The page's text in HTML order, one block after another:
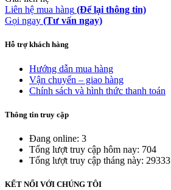
Liên hệ mua hàng (Để lại thông tin)
Gọi ngay (Tư vấn ngay)
Hỗ trợ khách hàng
Hướng dẫn mua hàng
Vận chuyển – giao hàng
Chính sách và hình thức thanh toán
Thông tin truy cập
Đang online: 3
Tổng lượt truy cập hôm nay: 704
Tổng lượt truy cập tháng này: 29333
KẾT NỐI VỚI CHÚNG TÔI